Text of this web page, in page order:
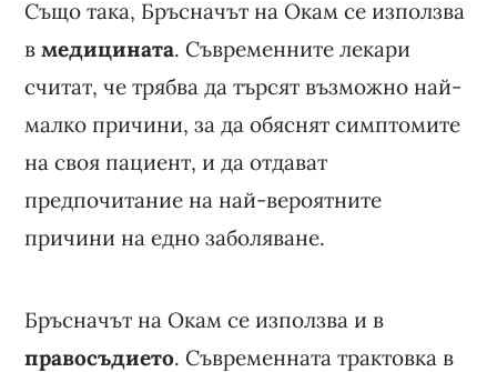
Също така, Бръсначът на Окам се използва
вмедицината. Съвременните лекари
считат, че трябва да търсят възможно най-
малко причини, за да обяснят симптомите
на своя пациент, и да отдават
предпочитание на най-вероятните
причини на едно заболяване.
Бръсначът на Окам се използва и в
правосъдието. Съвременната трактовка в